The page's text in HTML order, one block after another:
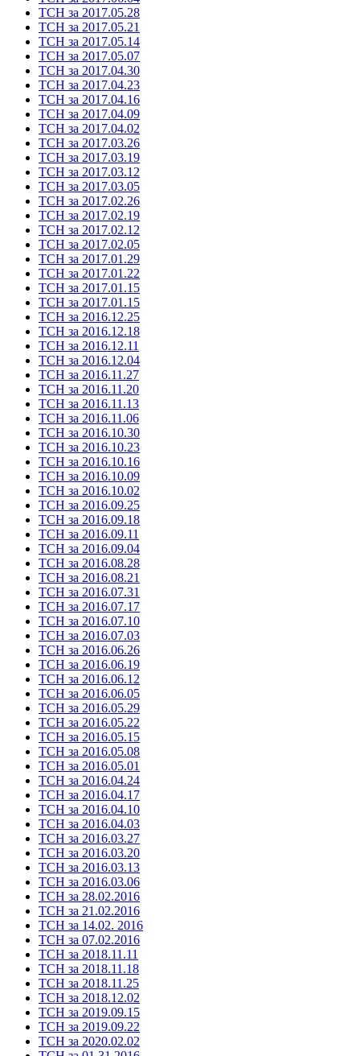
ТСН за 2017.05.28
ТСН за 2017.05.21
ТСН за 2017.05.14
ТСН за 2017.05.07
ТСН за 2017.04.30
ТСН за 2017.04.23
ТСН за 2017.04.16
ТСН за 2017.04.09
ТСН за 2017.04.02
ТСН за 2017.03.26
ТСН за 2017.03.19
ТСН за 2017.03.12
ТСН за 2017.03.05
ТСН за 2017.02.26
ТСН за 2017.02.19
ТСН за 2017.02.12
ТСН за 2017.02.05
ТСН за 2017.01.29
ТСН за 2017.01.22
ТСН за 2017.01.15
ТСН за 2017.01.15
ТСН за 2016.12.25
ТСН за 2016.12.18
ТСН за 2016.12.11
ТСН за 2016.12.04
ТСН за 2016.11.27
ТСН за 2016.11.20
ТСН за 2016.11.13
ТСН за 2016.11.06
ТСН за 2016.10.30
ТСН за 2016.10.23
ТСН за 2016.10.16
ТСН за 2016.10.09
ТСН за 2016.10.02
ТСН за 2016.09.25
ТСН за 2016.09.18
ТСН за 2016.09.11
ТСН за 2016.09.04
ТСН за 2016.08.28
ТСН за 2016.08.21
ТСН за 2016.07.31
ТСН за 2016.07.17
ТСН за 2016.07.10
ТСН за 2016.07.03
ТСН за 2016.06.26
ТСН за 2016.06.19
ТСН за 2016.06.12
ТСН за 2016.06.05
ТСН за 2016.05.29
ТСН за 2016.05.22
ТСН за 2016.05.15
ТСН за 2016.05.08
ТСН за 2016.05.01
ТСН за 2016.04.24
ТСН за 2016.04.17
ТСН за 2016.04.10
ТСН за 2016.04.03
ТСН за 2016.03.27
ТСН за 2016.03.20
ТСН за 2016.03.13
ТСН за 2016.03.06
ТСН за 28.02.2016
ТСН за 21.02.2016
ТСН за 14.02. 2016
ТСН за 07.02.2016
ТСН за 2018.11.11
ТСН за 2018.11.18
ТСН за 2018.11.25
ТСН за 2018.12.02
ТСН за 2019.09.15
ТСН за 2019.09.22
ТСН за 2020.02.02